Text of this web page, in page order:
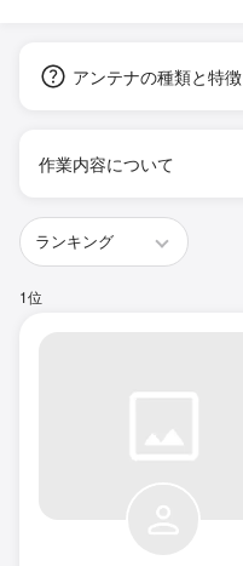
アンテナの種類と特徴
作業内容について
1位